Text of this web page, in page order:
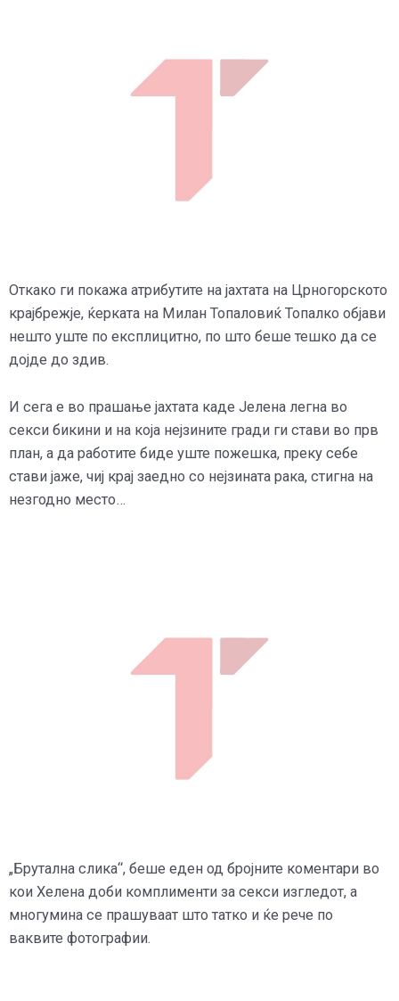
Откако ги покажа атрибутите на јахтата на Црногорското
крајбрежје, ќерката на Милан Топаловиќ Топалко објави
нешто уште по експлицитно, по што беше тешко да се
дојде до здив.
И сега е во прашање јахтата каде Јелена легна во
секси бикини и на која нејзините гради ги стави во прв
план, а да работите биде уште пожешка, преку себе
стави јаже, чиј крај заедно со нејзината рака, стигна на
незгодно место…
„Брутална слика“, беше еден од бројните коментари во
кои Хелена доби комплименти за секси изгледот, а
многумина се прашуваат што татко и ќе рече по
ваквите фотографии.